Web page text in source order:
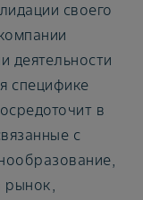
своего
деятельности
специфике
в
с
рынок,